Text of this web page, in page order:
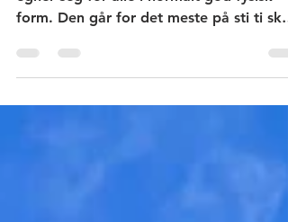
Denne rundturen til toppen av Vardåsen
egner seg for alle i normalt god fysisk
form. Den går for det meste på sti ti
Flott utsikt.